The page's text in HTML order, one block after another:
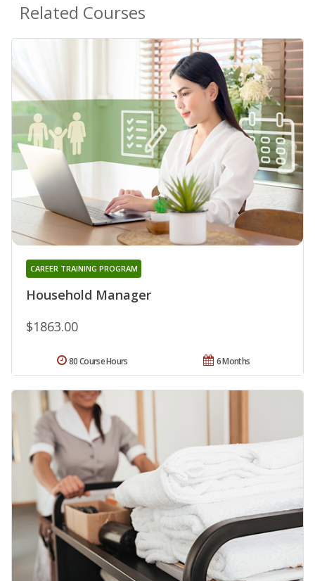
Related Courses
Household Manager
CAREER TRAINING PROGRAM
$1863.00
6 Months
80 Course Hours